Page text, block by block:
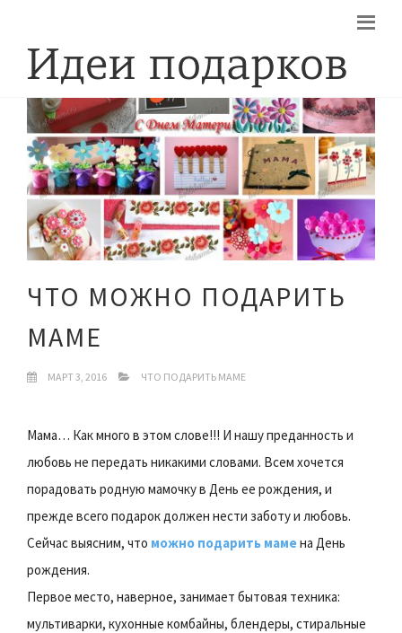
ЧТО МОЖНО ПОДАРИТЬ
МАМЕ
МАРТ 3, 2016 ЧТО ПОДАРИТЬ МАМЕ
Мама… Как много в этом слове!!! И нашу преданность и
любовь не передать никакими словами. Всем хочется
порадовать родную мамочку в День ее рождения, и
прежде всего подарок должен нести заботу и любовь.
Сейчас выясним, что можно подарить мамена День
рождения.
Первое место, наверное, занимает бытовая техника:
мультиварки, кухонные комбайны, блендеры, стиральные